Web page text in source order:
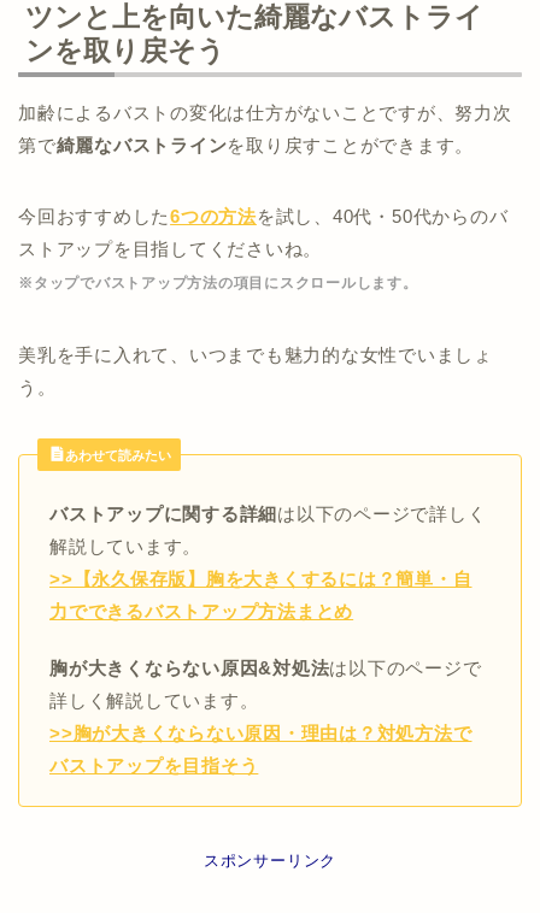
ツンと上を向いた綺麗なバストライ
ンを取り戻そう
加齢によるバストの変化は仕方がないことですが、努力次
第で綺麗なバストラインを取り戻すことができます。
今回おすすめした6つの方法を試し、40代・50代からのバ
ストアップを目指してくださいね。
※タップでバストアップ方法の項目にスクロールします。
美乳を手に入れて、いつまでも魅力的な女性でいましょ
う。
あわせて読みたい
バストアップに関する詳細は以下のページで詳しく
解説しています。
>>【永久保存版】胸を大きくするには？簡単・自
力でできるバストアップ方法まとめ
胸が大きくならない原因&対処法は以下のページで
詳しく解説しています。
>>胸が大きくならない原因・理由は？対処方法で
バストアップを目指そう
スポンサーリンク